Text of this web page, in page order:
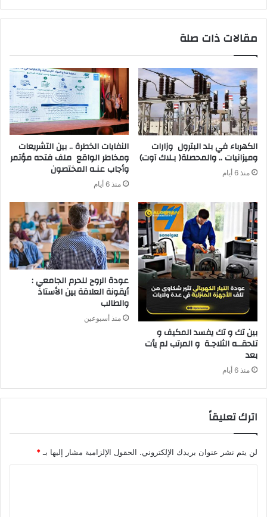
مقالات ذات صلة
‬وميزانيات‭ .. ‬والمحصلة‭ )‬بـلاك‭ ‬آوت)
منذ 6 أيام ‬وأجاب‭ ‬عنـه‭ ‬المختصون
منذ 6 أيام
‬بعد‭ ‬
منذ 6 أيام
عودة الروح للحرم الجامعي :
أيقونة العلاقة بين الأستاذ
والطالب
منذ أسبوعين
اترك تعليقاً
لن يتم نشر عنوان بريدك الإلكتروني. الحقول الإلزامية مشار إليها بـ *